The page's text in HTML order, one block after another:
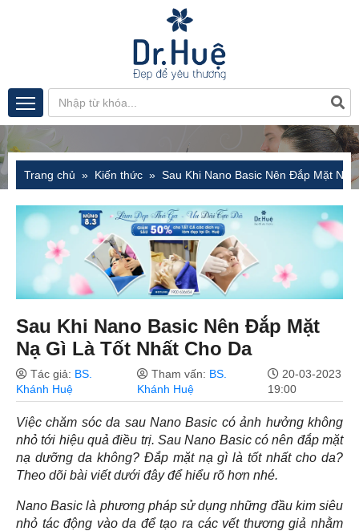
Trang chủ Kiến thức Sau Khi Nano Basic Nên Đắp Mặt Nạ
Sau Khi Nano Basic Nên Đắp Mặt
Nạ Gì Là Tốt Nhất Cho Da
Tác giả: BS.
Khánh Huệ
Tham vấn: BS.
Khánh Huệ
20-03-2023
19:00
Việc chăm sóc da sau Nano Basic có ảnh hưởng không
nhỏ tới hiệu quả điều trị. Sau Nano Basic có nên đắp mặt
nạ dưỡng da không? Đắp mặt nạ gì là tốt nhất cho da?
Theo dõi bài viết dưới đây để hiểu rõ hơn nhé.
Nano Basic là phương pháp sử dụng những đầu kim siêu
nhỏ tác động vào da để tạo ra các vết thương giả nhằm